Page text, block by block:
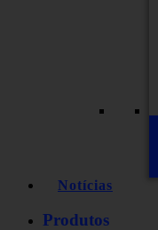
Notícias
Produtos